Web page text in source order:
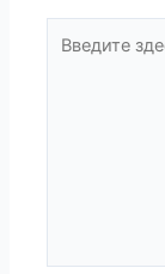
здесь...